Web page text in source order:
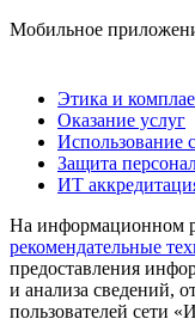
Мобильное
Этика и
Оказание услуг
Использование
Защита
ИТ
На информационном
рекомендательные
предоставления
и анализа сведений,
пользователей сети